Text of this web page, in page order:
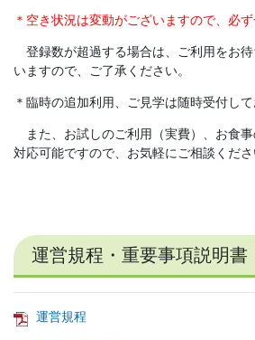
＊空き状況は変動がございますので、必ず
登録数が超過する場合は、ご利用をお
いますので、ご了承ください。
＊臨時の追加利用、ご見学は随時受付して
また、お試しのご利用（実費）、お食
対応可能ですので、お気軽にご相談くださ
運営規程・重要事項説明書
運営規程